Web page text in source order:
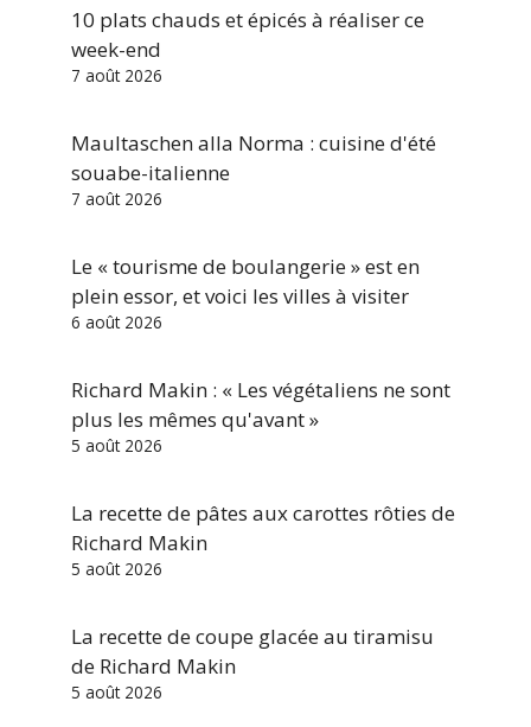
10 plats chauds et épicés à réaliser ce
week-end
7 août 2026
Maultaschen alla Norma : cuisine d'été
souabe-italienne
7 août 2026
Le « tourisme de boulangerie » est en
plein essor, et voici les villes à visiter
6 août 2026
Richard Makin : « Les végétaliens ne sont
plus les mêmes qu'avant »
5 août 2026
La recette de pâtes aux carottes rôties de
Richard Makin
5 août 2026
La recette de coupe glacée au tiramisu
de Richard Makin
5 août 2026